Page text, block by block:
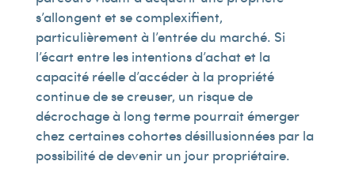
s’allongent et se complexifient,
particulièrement à l’entrée du marché. Si
l’écart entre les intentions d’achat et la
capacité réelle d’accéder à la propriété
continue de se creuser, un risque de
décrochage à long terme pourrait émerger
chez certaines cohortes désillusionnées par la
possibilité de devenir un jour propriétaire.